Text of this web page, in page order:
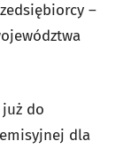
–
już do
dla